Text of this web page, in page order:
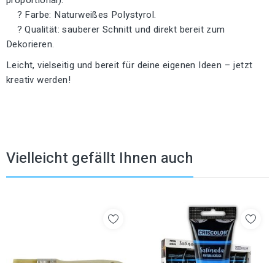
? Farbe: Naturweißes Polystyrol.
? Qualität: sauberer Schnitt und direkt bereit zum
Dekorieren.
Leicht, vielseitig und bereit für deine eigenen Ideen – jetzt
kreativ werden!
Vielleicht gefällt Ihnen auch